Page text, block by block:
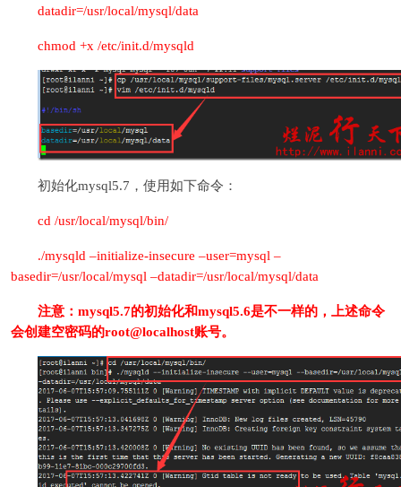
datadir=/usr/local/mysql/data
chmod +x /etc/init.d/mysqld
初始化mysql5.7，使用如下命令：
cd /usr/local/mysql/bin/
./mysqld –initialize-insecure –user=mysql –
basedir=/usr/local/mysql –datadir=/usr/local/mysql/data
注意：mysql5.7的初始化和mysql5.6是不一样的，上述命令
会创建空密码的root@localhost账号。